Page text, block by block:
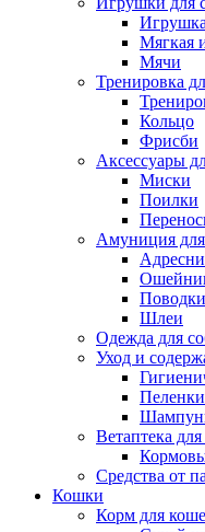
Игрушка
Мягкая
Мячи
Тренировка
Кольцо
Фрисби
Аксессуары
Миски
Поилки
Амуниция для
Поводки
Шлеи
Одежда для
Уход и
Пеленки
Ветаптека для
Средства от
Кошки
Корм для